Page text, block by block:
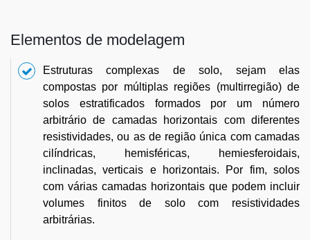
Elementos de modelagem
Estruturas complexas de solo, sejam elas
compostas por múltiplas regiões (multirregião) de
solos estratificados formados por um número
arbitrário de camadas horizontais com diferentes
resistividades, ou as de região única com camadas
cilíndricas, hemisféricas, hemiesferoidais,
inclinadas, verticais e horizontais. Por fim, solos
com várias camadas horizontais que podem incluir
volumes finitos de solo com resistividades
arbitrárias.